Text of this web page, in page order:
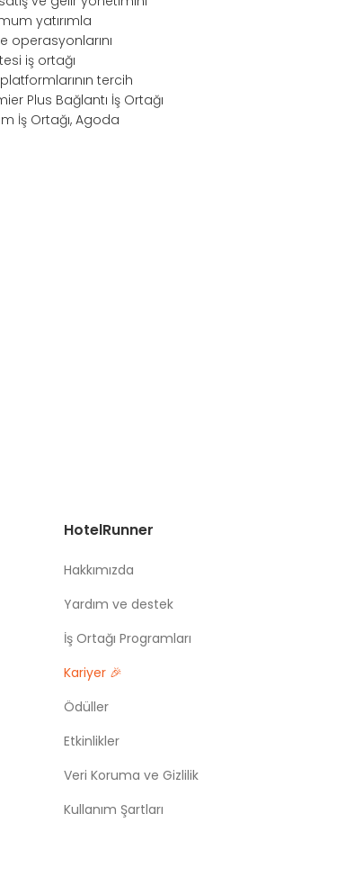
yatırımla
operasyonlarını
iş ortağı
tercih
Plus Bağlantı İş Ortağı
İş Ortağı, Agoda
HotelRunner
Hakkımızda
Yardım ve destek
İş Ortağı Programları
Kariyer 🎉
Ödüller
Etkinlikler
Veri Koruma ve Gizlilik
Kullanım Şartları